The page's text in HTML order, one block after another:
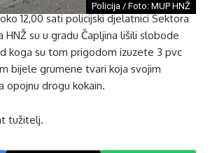
Policija / Foto: MUP HNŽ
12,00 sati policijski djelatnici Sektora
HNŽ su u gradu Čapljina lišili slobode
koga su tom prigodom izuzete 3 pvc
bijele grumene tvari koja svojim
opojnu drogu kokain.
tužitelj.